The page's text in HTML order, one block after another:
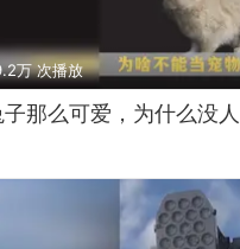
万 次播放
子那么可爱，为什么没